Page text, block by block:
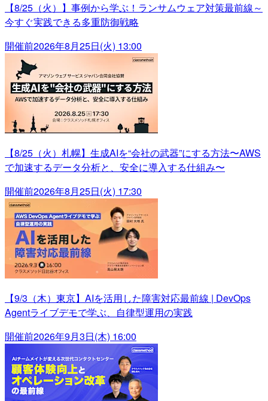
【8/25（火）】事例から学ぶ！ランサムウェア対策最前線～
今すぐ実践できる多重防御戦略
開催前2026年8月25日(火) 13:00
【8/25（火）札幌】生成AIを“会社の武器”にする方法〜AWS
で加速するデータ分析と、安全に導入する仕組み〜
開催前2026年8月25日(火) 17:30
【9/3（木）東京】AIを活用した障害対応最前線 | DevOps
Agentライブデモで学ぶ、自律型運用の実践
開催前2026年9月3日(木) 16:00